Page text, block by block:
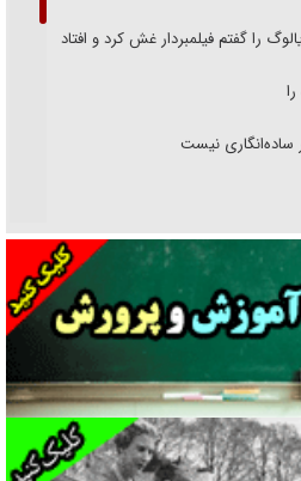
را گفتم فیلمبردار غش کرد و افتاد
ساده‌انگاری نیست
خصوصی‌سازی یا انحصار؟
+ گفت‌وگو با متهم
رمضان/ پیکر بی‌سر شهید را از